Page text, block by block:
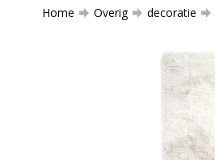
Home Overig decoratie